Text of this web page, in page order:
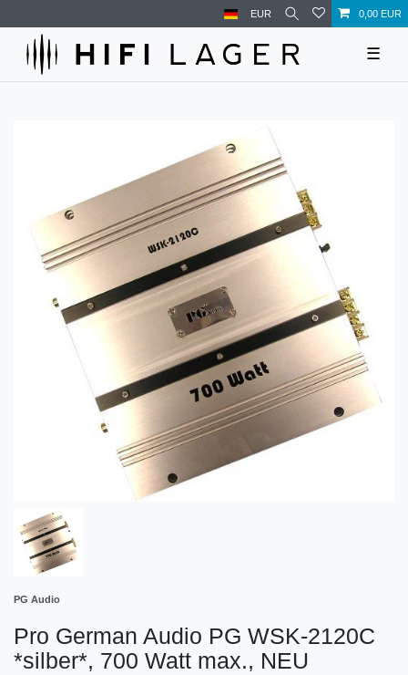
EUR 0,00 EUR
☰
PG Audio
Pro German Audio PG WSK-2120C
*silber*, 700 Watt max., NEU